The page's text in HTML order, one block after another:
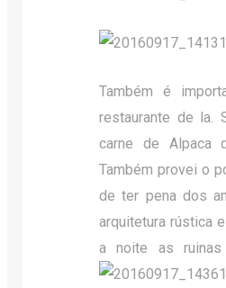
Também é
restaurante de la.
carne de Alpaca
Também provei o
de ter pena dos
arquitetura rústica
a noite as